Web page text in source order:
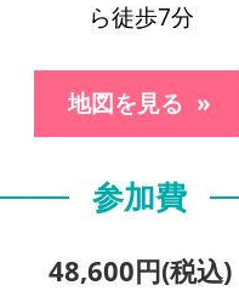
ら徒歩7分
地図を見る
参加費
48,600円(税込)